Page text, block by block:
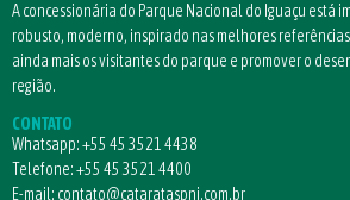
A concessionária do Parque Nacional do Iguaçu está
robusto, moderno, inspirado nas melhores
ainda mais os visitantes do parque e promover o
região.
CONTATO
Whatsapp:+55 45 3521 4438
Telefone:+55 45 3521 4400
E-mail: contato@catarataspni.com.br